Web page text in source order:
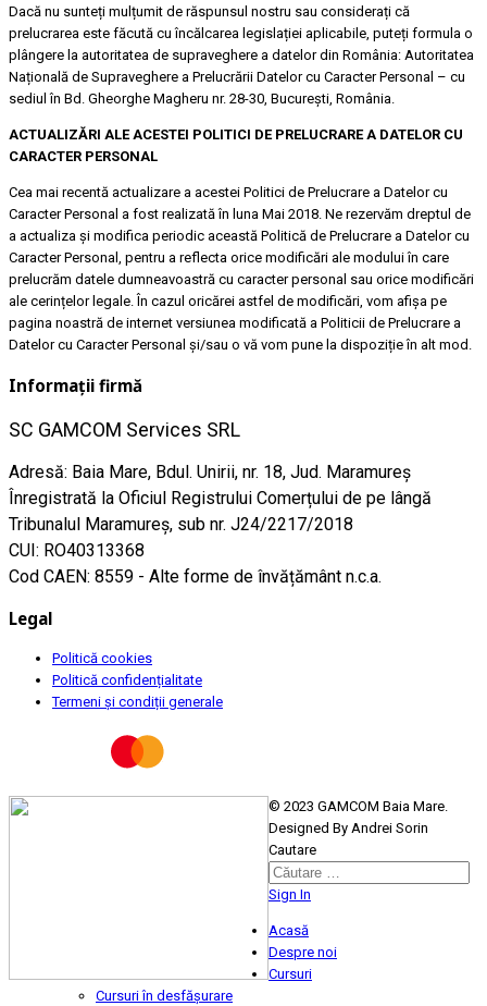
Dacă nu sunteți mulțumit de răspunsul nostru sau considerați că
prelucrarea este făcută cu încălcarea legislației aplicabile, puteți formula o
plângere la autoritatea de supraveghere a datelor din România: Autoritatea
Națională de Supraveghere a Prelucrării Datelor cu Caracter Personal – cu
sediul în Bd. Gheorghe Magheru nr. 28-30, București, România.
ACTUALIZĂRI ALE ACESTEI POLITICI DE PRELUCRARE A DATELOR CU
CARACTER PERSONAL
Cea mai recentă actualizare a acestei Politici de Prelucrare a Datelor cu
Caracter Personal a fost realizată în luna Mai 2018. Ne rezervăm dreptul de
a actualiza și modifica periodic această Politică de Prelucrare a Datelor cu
Caracter Personal, pentru a reflecta orice modificări ale modului în care
prelucrăm datele dumneavoastră cu caracter personal sau orice modificări
ale cerințelor legale. În cazul oricărei astfel de modificări, vom afișa pe
pagina noastră de internet versiunea modificată a Politicii de Prelucrare a
Datelor cu Caracter Personal și/sau o vă vom pune la dispoziție în alt mod.
Informații firmă
SC GAMCOM Services SRL
Adresă: Baia Mare, Bdul. Unirii, nr. 18, Jud. Maramureş
Înregistrată la Oficiul Registrului Comerțului de pe lângă
Tribunalul Maramureş, sub nr. J24/2217/2018
CUI: RO40313368
Cod CAEN: 8559 - Alte forme de învățământ n.c.a.
Legal
Politică cookies
Politică confidențialitate
Termeni și condiții generale
© 2023 GAMCOM Baia Mare.
Designed By Andrei Sorin
Cautare
Sign In
Acasă
Despre noi
Cursuri
Cursuri în desfășurare